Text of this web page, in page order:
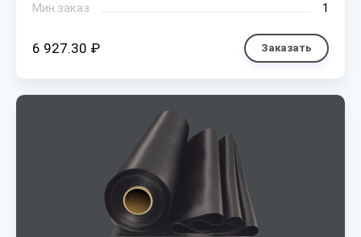
Мин.заказ
1
6 927.30 ₽ Заказать